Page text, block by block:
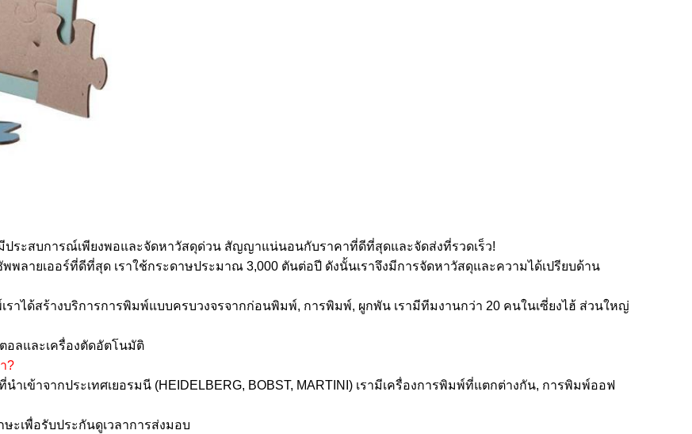
ประสบการณ์เพียงพอและจัดหาวัสดุด่วน สัญญาแน่นอนกับราคาที่ดีที่สุดและจัดส่งที่รวดเร็ว!
พลายเออร์ที่ดีที่สุด เราใช้กระดาษประมาณ 3,000 ตันต่อปี ดังนั้นเราจึงมีการจัดหาวัสดุและความได้เปรียบด้าน
ราได้สร้างบริการการพิมพ์แบบครบวงจรจากก่อนพิมพ์, การพิมพ์, ผูกพัน เรามีทีมงานกว่า 20 คนในเซี่ยงไฮ้ ส่วนใหญ่
ตอลและเครื่องตัดอัตโนมัติ
?
เข้าจากประเทศเยอรมนี (HEIDELBERG, BOBST, MARTINI) เรามีเครื่องการพิมพ์ที่แตกต่างกัน, การพิมพ์ออฟ
ะเพื่อรับประกันดูเวลาการส่งมอบ